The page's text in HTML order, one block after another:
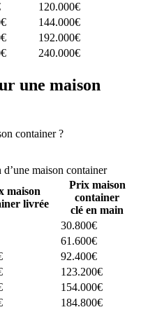
120.000€
144.000€
192.000€
240.000€
une maison
container ?
maison container
maison
livrée
Prix maison
container
clé en main
30.800€
61.600€
92.400€
123.200€
154.000€
184.800€